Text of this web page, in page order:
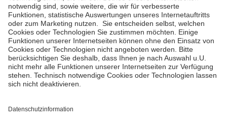
Impressum
Datenschutzinformationen
Barrierefreiheit